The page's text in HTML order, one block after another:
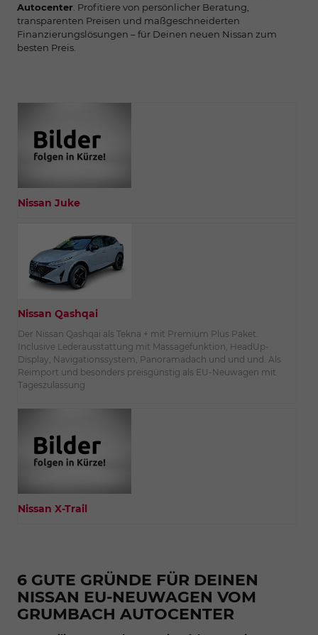
Autocenter . Profitiere von persönlicher Beratung,
transparenten Preisen und maßgeschneiderten
Finanzierungslösungen – für Deinen neuen Nissan zum
besten Preis.
Nissan Juke
Nissan Qashqai
Der Nissan Qashqai als Tekna + mit Premium Plus Paket.
Inclusive Lederausstattung mit Massagefunktion, HeadUp-
Display, Navigationssystem, Panoramadach und und und. Als
Reimport und besonders preisgünstig als EU-Neuwagen mit
Tageszulassung
Nissan X-Trail
6 GUTE GRÜNDE FÜR DEINEN
NISSAN EU-NEUWAGEN VOM
GRUMBACH AUTOCENTER